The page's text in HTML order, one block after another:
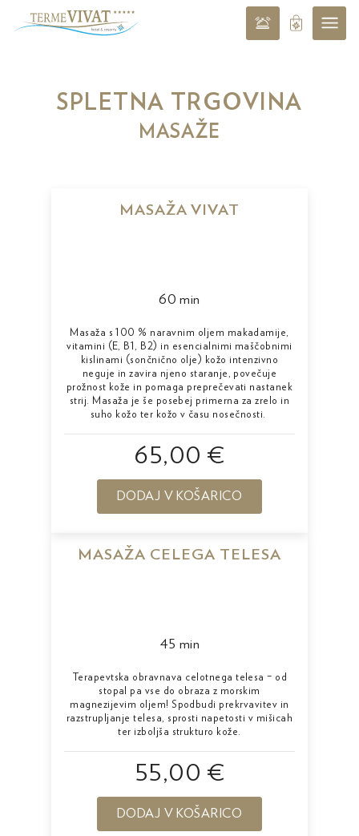
SPLETNA TRGOVINA
MASAŽE
MASAŽA VIVAT
60 min
Masaža s 100 % naravnim oljem makadamije,
vitamini (E, B1, B2) in esencialnimi maščobnimi
kislinami (sončnično olje) kožo intenzivno
neguje in zavira njeno staranje, povečuje
prožnost kože in pomaga preprečevati nastanek
strij. Masaža je še posebej primerna za zrelo in
suho kožo ter kožo v času nosečnosti.
65,00 €
DODAJ V KOŠARICO
MASAŽA CELEGA TELESA
45 min
Terapevtska obravnava celotnega telesa – od
stopal pa vse do obraza z morskim
magnezijevim oljem! Spodbudi prekrvavitev in
razstrupljanje telesa, sprosti napetosti v mišicah
ter izboljša strukturo kože.
55,00 €
DODAJ V KOŠARICO